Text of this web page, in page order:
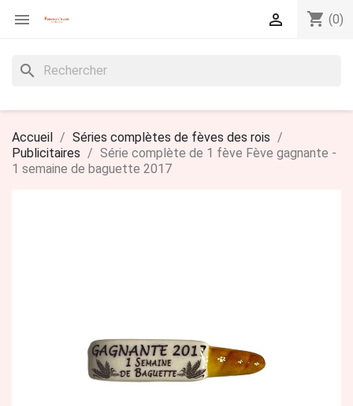
 shopping_cart (0)

search
Accueil
Séries complètes de fèves des rois
Publicitaires
Série complète de 1 fève Fève gagnante -
1 semaine de baguette 2017